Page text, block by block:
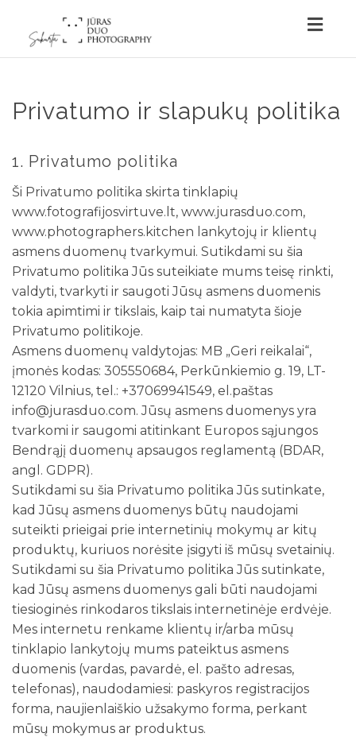
Privatumo ir slapukų politika
1. Privatumo politika
Ši Privatumo politika skirta tinklapių
www.fotografijosvirtuve.lt, www.jurasduo.com,
www.photographers.kitchen lankytojų ir klientų
asmens duomenų tvarkymui. Sutikdami su šia
Privatumo politika Jūs suteikiate mums teisę rinkti,
valdyti, tvarkyti ir saugoti Jūsų asmens duomenis
tokia apimtimi ir tikslais, kaip tai numatyta šioje
Privatumo politikoje.
Asmens duomenų valdytojas: MB „Geri reikalai“,
įmonės kodas: 305550684, Perkūnkiemio g. 19, LT-
12120 Vilnius, tel.: +37069941549, el.paštas
info@jurasduo.com. Jūsų asmens duomenys yra
tvarkomi ir saugomi atitinkant Europos sąjungos
Bendrąjį duomenų apsaugos reglamentą (BDAR,
angl. GDPR).
Sutikdami su šia Privatumo politika Jūs sutinkate,
kad Jūsų asmens duomenys būtų naudojami
suteikti prieigai prie internetinių mokymų ar kitų
produktų, kuriuos norėsite įsigyti iš mūsų svetainių.
Sutikdami su šia Privatumo politika Jūs sutinkate,
kad Jūsų asmens duomenys gali būti naudojami
tiesioginės rinkodaros tikslais internetinėje erdvėje.
Mes internetu renkame klientų ir/arba mūsų
tinklapio lankytojų mums pateiktus asmens
duomenis (vardas, pavardė, el. pašto adresas,
telefonas), naudodamiesi: paskyros registracijos
forma, naujienlaiškio užsakymo forma, perkant
mūsų mokymus ar produktus.